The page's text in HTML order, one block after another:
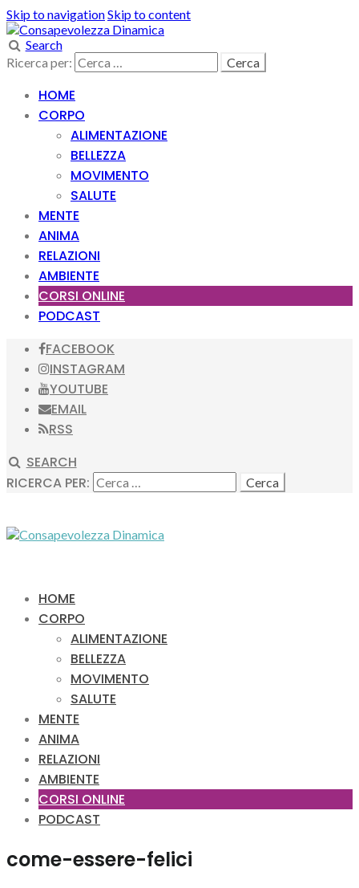
Skip to navigationSkip to content
Search
Ricerca per:
HOME
CORPO
ALIMENTAZIONE
BELLEZZA
MOVIMENTO
SALUTE
MENTE
ANIMA
RELAZIONI
AMBIENTE
CORSI ONLINE
PODCAST
FACEBOOK
INSTAGRAM
YOUTUBE
EMAIL
RSS
SEARCH
RICERCA PER:
HOME
CORPO
ALIMENTAZIONE
BELLEZZA
MOVIMENTO
SALUTE
MENTE
ANIMA
RELAZIONI
AMBIENTE
CORSI ONLINE
PODCAST
come-essere-felici